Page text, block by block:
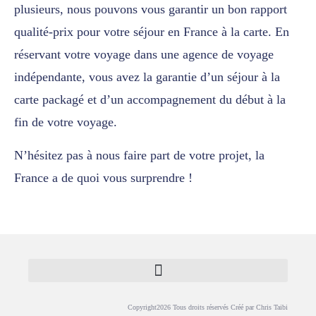
plusieurs, nous pouvons vous garantir un bon rapport
qualité-prix pour votre séjour en France à la carte. En
réservant votre voyage dans une agence de voyage
indépendante, vous avez la garantie d’un séjour à la
carte packagé et d’un accompagnement du début à la
fin de votre voyage.
N’hésitez pas à nous faire part de votre projet, la
France a de quoi vous surprendre !
Copyright2026 Tous droits réservés Créé par Chris Taibi